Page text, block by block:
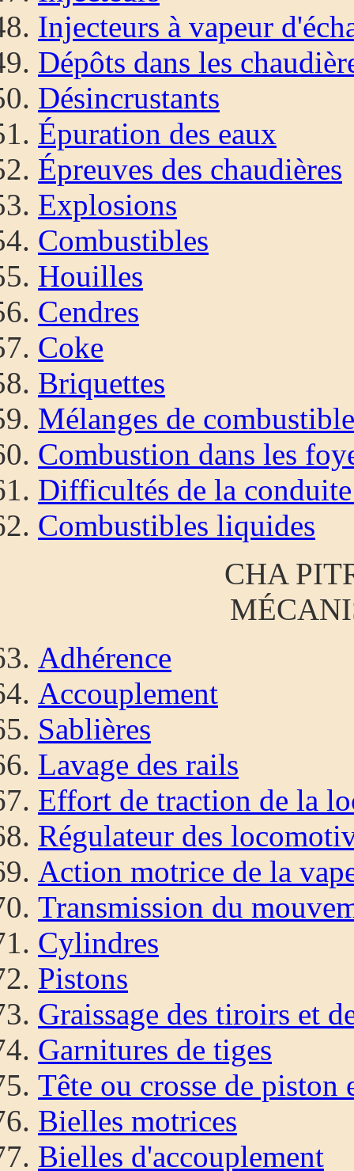
Injecteurs à vapeur
Dépôts dans les
Désincrustants
Épuration des eaux
Épreuves des chaudières
Explosions
Combustibles
Houilles
Cendres
Coke
Briquettes
Mélanges de
Combustion dans les
Difficultés de la
Combustibles liquides
CHA
Adhérence
Accouplement
Sablières
Lavage des rails
Effort de traction de la
Régulateur des
Action motrice de la
Transmission du
Cylindres
Pistons
Graissage des tiroirs et
Garnitures de tiges
Tête ou crosse de piston
Bielles motrices
Bielles d'accouplement